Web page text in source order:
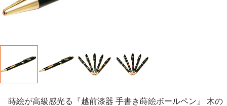
蒔絵が高級感光る『越前漆器 手書き蒔絵ボールペン』 木の